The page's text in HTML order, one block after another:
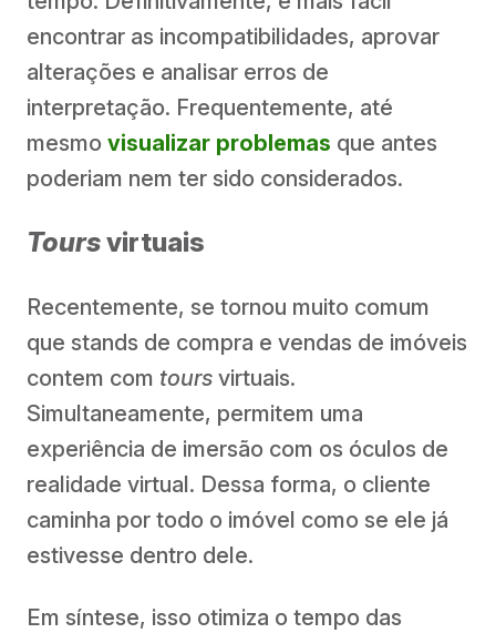
encontrar as incompatibilidades, aprovar
alterações e analisar erros de
interpretação. Frequentemente, até
mesmo visualizar problemas que antes
poderiam nem ter sido considerados.
Toursvirtuais
Recentemente, se tornou muito comum
que stands de compra e vendas de imóveis
contem com tours virtuais.
Simultaneamente, permitem uma
experiência de imersão com os óculos de
realidade virtual. Dessa forma, o cliente
caminha por todo o imóvel como se ele já
estivesse dentro dele.
Em síntese, isso otimiza o tempo das